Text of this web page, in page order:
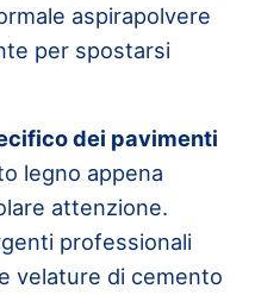
aspirapolvere
per spostarsi
dei pavimenti
legno appena
attenzione.
professionali
velature di cemento